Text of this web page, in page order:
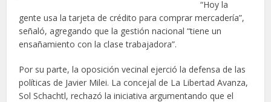
“Hoy la
gente usa la tarjeta de crédito para comprar mercadería”,
señaló, agregando que la gestión nacional “tiene un
ensañamiento con la clase trabajadora”.
Por su parte, la oposición vecinal ejerció la defensa de las
políticas de Javier Milei. La concejal de La Libertad Avanza,
Sol Schachtl, rechazó la iniciativa argumentando que el